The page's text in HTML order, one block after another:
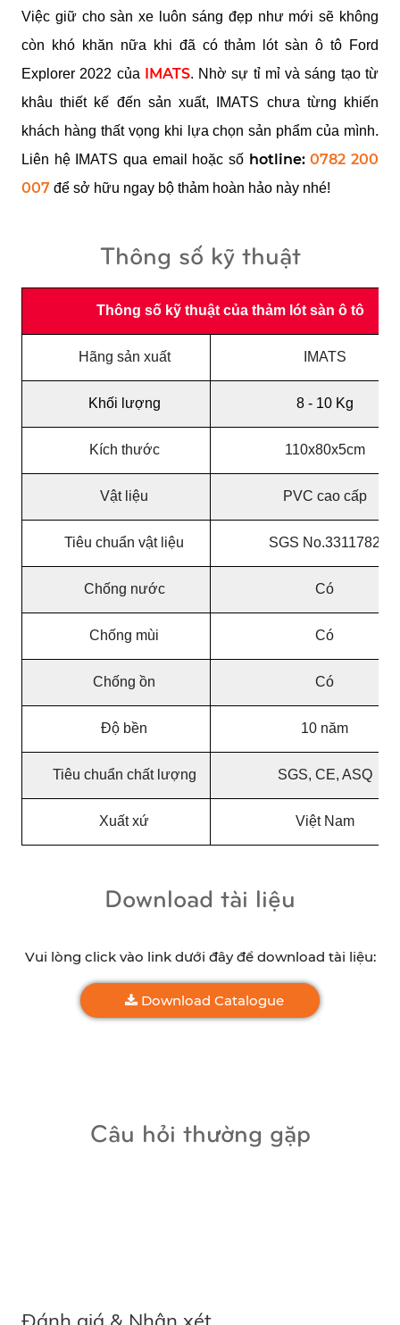
Việc giữ cho sàn xe luôn sáng đẹp như mới sẽ không
còn khó khăn nữa khi đã có thảm lót sàn ô tô Ford
Explorer 2022 của IMATS. Nhờ sự tỉ mỉ và sáng tạo từ
khâu thiết kế đến sản xuất, IMATS chưa từng khiến
khách hàng thất vọng khi lựa chọn sản phẩm của mình.
Liên hệ IMATS qua email hoặc số hotline: 0782 200
007 để sở hữu ngay bộ thảm hoàn hảo này nhé!
Thông số kỹ thuật
Thông số kỹ thuật của thảm lót sàn ô tô
Hãng sản xuất IMATS
Khối lượng 8 - 10 Kg
Kích thước 110x80x5cm
Vật liệu PVC cao cấp
Tiêu chuẩn vật liệu SGS No.3311782
Chống nước Có
Chống mùi Có
Chống ồn Có
Độ bền 10 năm
Tiêu chuẩn chất lượng SGS, CE, ASQ
Xuất xứ Việt Nam
Download tài liệu
Vui lòng click vào link dưới đây để download tài liệu:
Download Catalogue
Câu hỏi thường gặp